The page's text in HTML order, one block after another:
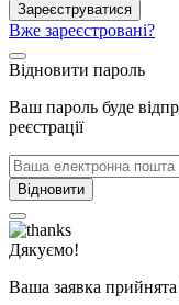
Зареєструватися
Вже зареєстровані?
Відновити пароль
Ваш пароль буде
реєстрації
Відновити
Дякуємо!
Ваша заявка